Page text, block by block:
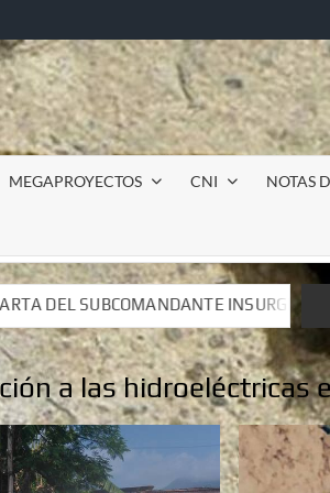
MEGAPROYECTOS CNI NOTAS
MOISÉS A LUIS DE TAVIRA
MOISÉS A LUIS DE TAVIRA
a las hidroeléctricas